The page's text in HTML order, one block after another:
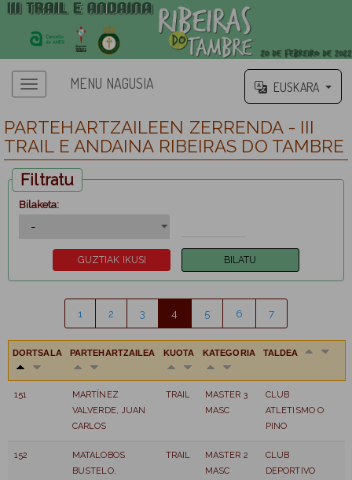
MENU NAGUSIA EUSKARA
PARTEHARTZAILEEN ZERRENDA - III
TRAIL E ANDAINA RIBEIRAS DO TAMBRE
Filtratu
Bilaketa:
1 2 3 4 5 6 7
DORTSALA PARTEHARTZAILEA KUOTA KATEGORIA TALDEA
151
MARTÍNEZ
VALVERDE, JUAN
CARLOS
TRAIL
MASTER 3
MASC
CLUB
ATLETISMO O
PINO
152
MATALOBOS
BUSTELO,
TRAIL
MASTER 2
MASC
CLUB
DEPORTIVO